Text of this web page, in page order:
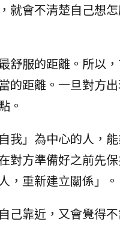
就會不清楚自己想
舒服的距離。所以
的距離。一旦對方
。
我」為中心的人，
對方準備好之前先保
，重新建立關係」。
己靠近，又會覺得